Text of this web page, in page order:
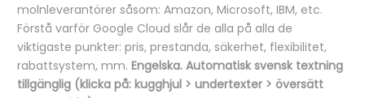
molnleverantörer såsom: Amazon, Microsoft, IBM, etc.
Förstå varför Google Cloud slår de alla på alla de
viktigaste punkter: pris, prestanda, säkerhet, flexibilitet,
rabattsystem, mm.Engelska. Automatisk svensk textning
tillgänglig (klicka på: kugghjul > undertexter > översätt